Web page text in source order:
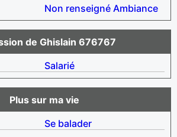
Non renseigné Ambiance
de Ghislain 676767
Salarié
Plus sur ma vie
Se balader